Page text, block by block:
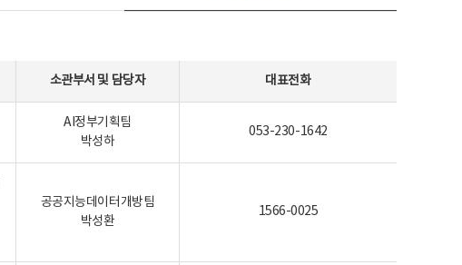
소관부서 및 담당자 대표전화
AI정부기획팀
박성하
053-230-1642
공공지능데이터개방팀
박성환
1566-0025